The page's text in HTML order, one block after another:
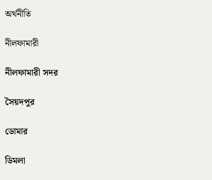
অর্থনীতি
নীলফামারী
নীলফামারী সদর
সৈয়দপুর
ডোমার
ডিমলা